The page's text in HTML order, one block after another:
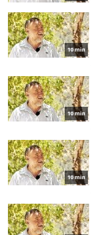
10 min
10 min
10 min